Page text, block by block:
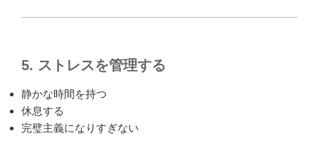
5. ストレスを管理する
静かな時間を持つ
休息する
完璧主義になりすぎない